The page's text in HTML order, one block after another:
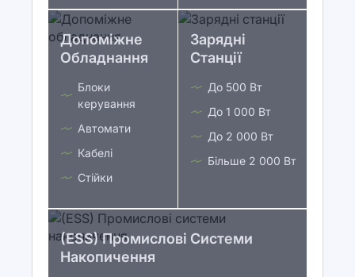
Допоміжне
Обладнання
Блоки
керування
Автомати
Кабелі
Стійки
Зарядні
Станції
До 500 Вт
До 1 000 Вт
До 2 000 Вт
Більше 2 000 Вт
(ESS) Промислові Системи
Накопичення